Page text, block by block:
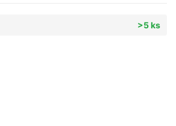
>5 ks